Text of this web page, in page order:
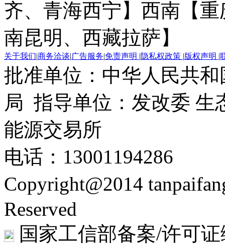
齐、青海西宁】 西南【
南昆明、西藏拉萨】
关于我们|商务洽谈|广告服务|免责声明 |隐私权政策 |版权声明 |
批准单位：中华人民共
局 指导单位：发改委 生
能源交易所
电话：13001194286
Copyright@2014
Reserved
国家工信部备案/许可